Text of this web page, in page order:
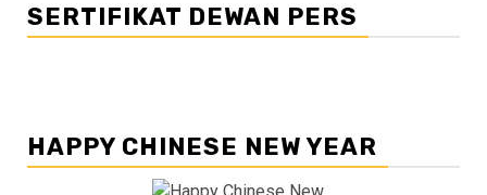
SERTIFIKAT DEWAN PERS
HAPPY CHINESE NEW YEAR